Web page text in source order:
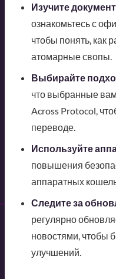
Изучите
ознакомьтесь с
чтобы понять, как
атомарные свопы.
Выбирайте
что выбранные
Across Protocol,
переводе.
Используйте
повышения
аппаратных
Следите за
регулярно
новостями, чтобы
улучшений.